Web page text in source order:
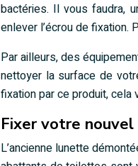
bactéries. Il vous faudra,
enlever l’écrou de fixation.
Par ailleurs, des
nettoyer la surface de
fixation par ce produit, cela
Fixer votre
L’ancienne lunette